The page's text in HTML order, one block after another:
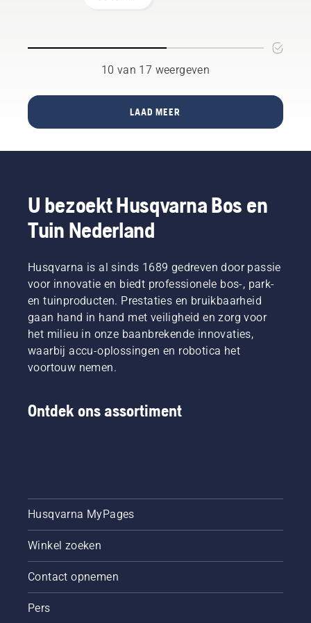
tappen,
zijn in
de
warme
Hier
op te
in de
waarmee
gazon
prachtig
laat
gedijen,
ook als
het erg
warm is.
Om in de
juiste
komen,
naar
onze
het hele
een
gezond
10 van 17 weergeven
LAAD MEER
U bezoekt Husqvarna Bos en
Tuin Nederland
Husqvarna is al sinds 1689 gedreven door passie
voor innovatie en biedt professionele bos-, park-
en tuinproducten. Prestaties en bruikbaarheid
gaan hand in hand met veiligheid en zorg voor
het milieu in onze baanbrekende innovaties,
waarbij accu-oplossingen en robotica het
voortouw nemen.
Ontdek ons assortiment
Husqvarna MyPages
Winkel zoeken
Contact opnemen
Pers